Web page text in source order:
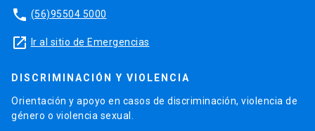
phone (56)95504 5000
launch Ir al sitio de Emergencias
DISCRIMINACIÓN Y VIOLENCIA
Orientación y apoyo en casos de discriminación, violencia de
género o violencia sexual.